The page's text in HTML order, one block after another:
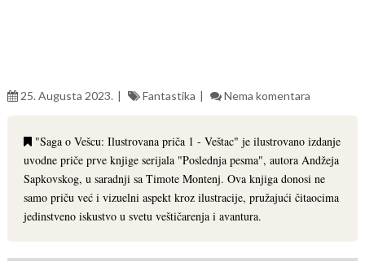
25. Augusta 2023. Fantastika Nema komentara
"Saga o Vešcu: Ilustrovana priča 1 - Veštac" je ilustrovano izdanje
uvodne priče prve knjige serijala "Poslednja pesma", autora Andžeja
Sapkovskog, u saradnji sa Timote Montenj. Ova knjiga donosi ne
samo priču već i vizuelni aspekt kroz ilustracije, pružajući čitaocima
jedinstveno iskustvo u svetu veštičarenja i avantura.